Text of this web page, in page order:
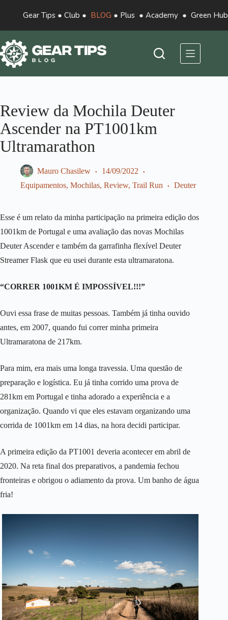
Gear Tips ● Club ● BLOG ● Plus ● Academy ● Green Hub
Review da Mochila Deuter
Ascender na PT1001km
Ultramarathon
Mauro Chasilew
14/09/2022
Equipamentos, Mochilas, Review, Trail Run Deuter
Esse é um relato da minha participação na primeira edição dos
1001km de Portugal e uma avaliação das novas Mochilas
Deuter Ascender e também da garrafinha flexível Deuter
Streamer Flask que eu usei durante esta ultramaratona.
“CORRER 1001KM É IMPOSSÍVEL!!!”
Ouvi essa frase de muitas pessoas. Também já tinha ouvido
antes, em 2007, quando fui correr minha primeira
Ultramaratona de 217km.
Para mim, era mais uma longa travessia. Uma questão de
preparação e logística. Eu já tinha corrido uma prova de
281km em Portugal e tinha adorado a experiência e a
organização. Quando vi que eles estavam organizando uma
corrida de 1001km em 14 dias, na hora decidi participar.
A primeira edição da PT1001 deveria acontecer em abril de
2020. Na reta final dos preparativos, a pandemia fechou
fronteiras e obrigou o adiamento da prova. Um banho de água
fria!